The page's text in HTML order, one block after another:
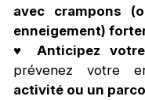
avec crampons
enneigement)
♥ Anticipez
prévenez votre
activité ou un